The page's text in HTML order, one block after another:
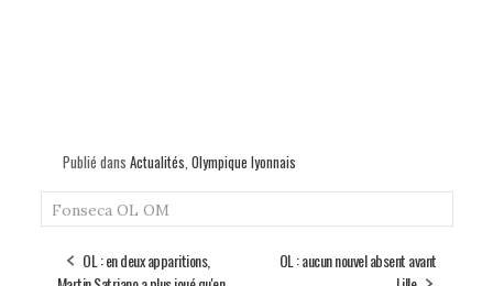
Publié dans Actualités, Olympique lyonnais
Fonseca OL OM
OL : en deux apparitions,
OL : aucun nouvel absent avant